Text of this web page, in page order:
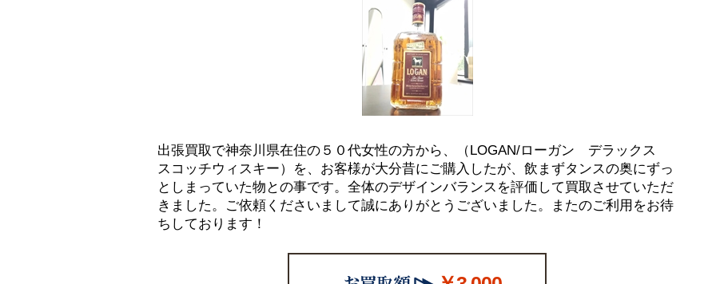
出張買取で神奈川県在住の５０代女性の方から、（LOGAN/ローガン デラックス
スコッチウィスキー）を、お客様が大分昔にご購入したが、飲まずタンスの奥にずっ
としまっていた物との事です。全体のデザインバランスを評価して買取させていただ
きました。ご依頼くださいまして誠にありがとうございました。またのご利用をお待
ちしております！